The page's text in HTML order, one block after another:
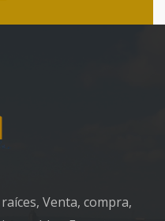
Venta, compra,